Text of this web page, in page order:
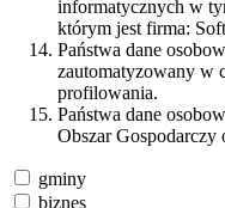
informatycznych w
którym jest firma:
Państwa dane
zautomatyzowany w
profilowania.
Państwa dane
Obszar
gminy
biznes